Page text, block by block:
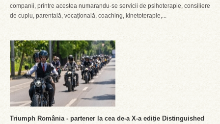
companii, printre acestea numarandu-se servicii de psihoterapie, consiliere
de cuplu, parentală, vocațională, coaching, kinetoterapie,...
Triumph România - partener la cea de-a X-a ediție Distinguished